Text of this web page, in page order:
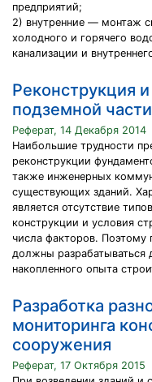
предприятий;
2) внутренние — монтаж
холодного и горячего
канализации и
Реконструкция
подземной
Реферат, 14 Декабря 2014
Наибольшие трудности
реконструкции
также инженерных
существующих зданий.
является отсутствие
конструкции и условия
числа факторов. Поэтому
должны разрабатываться
накопленного опыта
Разработка
мониторинга
сооружения
Реферат, 17 Октября 2015